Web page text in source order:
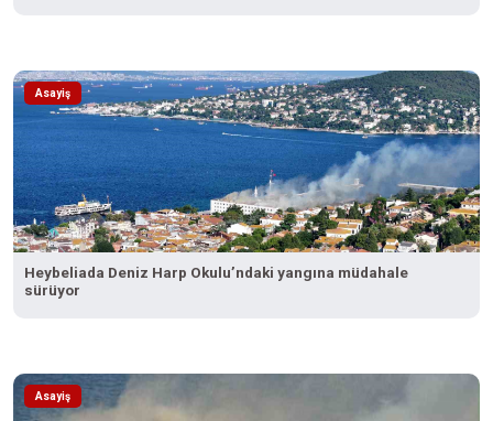
Asayiş
Heybeliada Deniz Harp Okulu’ndaki yangına müdahale
sürüyor
Asayiş